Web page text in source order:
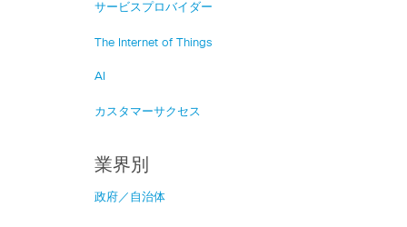
サービスプロバイダー
The Internet of Things
AI
カスタマーサクセス
業界別
政府／自治体